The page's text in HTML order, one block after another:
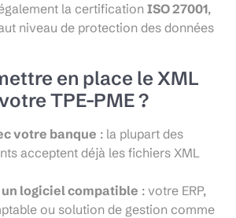
la certification ISO 27001,
niveau de protection des données
en place le XML
TPE-PME ?
votre banque : la plupart des
acceptent déjà les fichiers XML
logiciel compatible : votre ERP,
ou solution de gestion comme